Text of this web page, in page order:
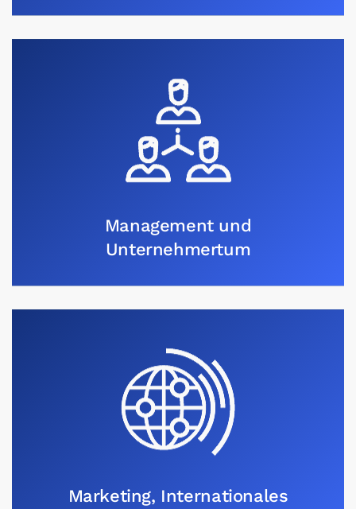
Management und
Unternehmertum
Marketing, Internationales